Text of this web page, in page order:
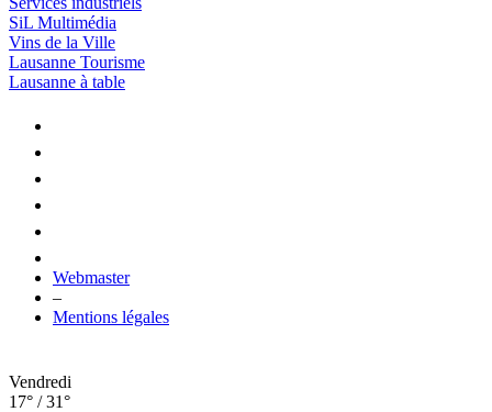
SiL Multimédia
Vins de la Ville
Lausanne Tourisme
Lausanne à table
Webmaster
–
Mentions légales
Vendredi
17° / 31°